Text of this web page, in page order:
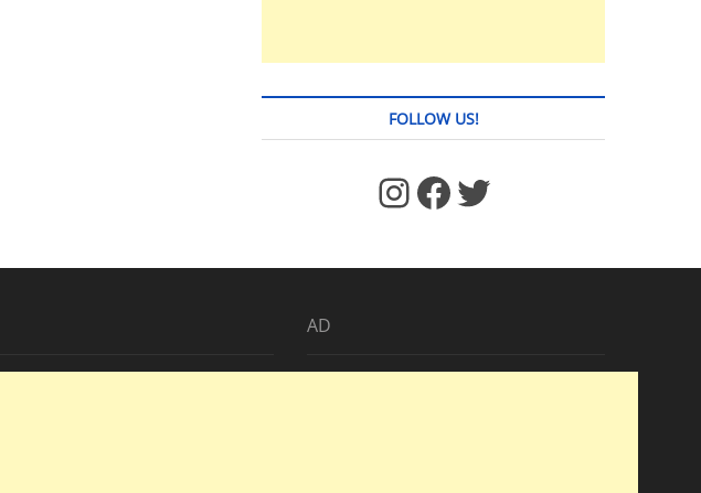
FOLLOW US!
https://www.facebook.com/jstages/ Facebook Twitter
AD